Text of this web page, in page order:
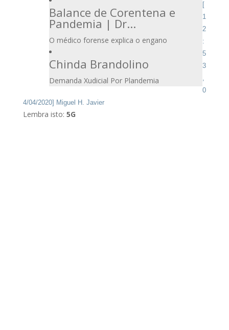
Balance de Corentena e
Pandemia | Dr...
O médico forense explica o engano
Chinda Brandolino
Demanda Xudicial Por Plandemia
[
1
2
:
5
3
,
0
4/04/2020] Miguel H. Javier
Lembra isto: 5G